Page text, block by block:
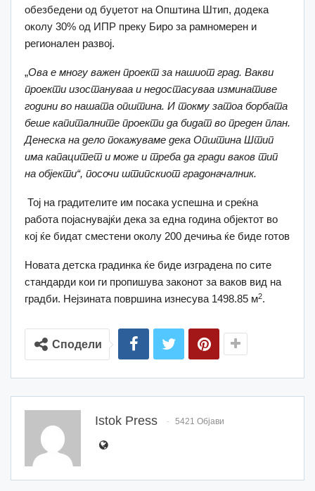
обезбедени од буџетот на Општина Штип, додека
околу 30% од ИПР преку Биро за рамномерен и
регионален развој.
„Ова е многу важен проект за нашиот град. Вакви
проекти изостануваа и недостасуваа изминативе
години во нашата општина. И токму затоа борбата
беше капиталните проекти да бидат во преден план.
Денеска на дело покажуваме дека Општина Штип
има капацитет и може и треба да гради ваков тип
на објекти“, посочи штипскиот градоначалник.
Тој на градителите им посака успешна и среќна
работа појаснувајќи дека за една година објектот во
кој ќе бидат сместени околу 200 дечиња ќе биде готов
Новата детска градинка ќе биде изградена по сите
стандарди кои ги пропишува законот за ваков вид на
градби. Нејзината површина изнесува 1498.85 м2.
Сподели
Istok Press 5421 Објави